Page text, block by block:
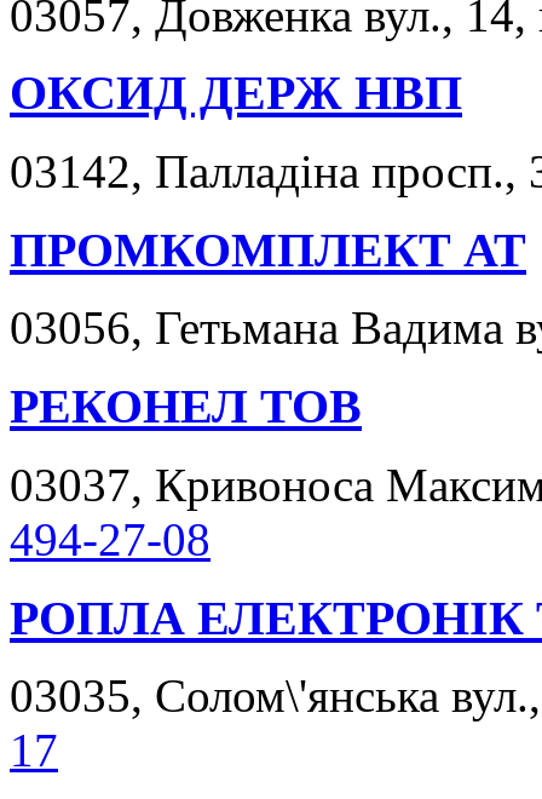
03057, Довженка вул.,
ОКСИД ДЕРЖ НВП
03142, Палладіна просп.,
ПРОМКОМПЛЕКТ АТ
03056, Гетьмана Вадима
РЕКОНЕЛ ТОВ
03037, Кривоноса
494-27-08
РОПЛА ЕЛЕКТРОНІК
03035, Солом\'янська
17